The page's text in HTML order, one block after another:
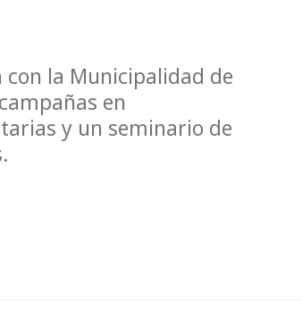
la Municipalidad de
en
y un seminario de